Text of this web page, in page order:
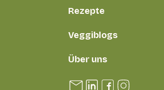
Rezepte
Veggiblogs
Über uns